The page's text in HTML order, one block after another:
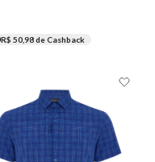
R$ 50,98de Cashback